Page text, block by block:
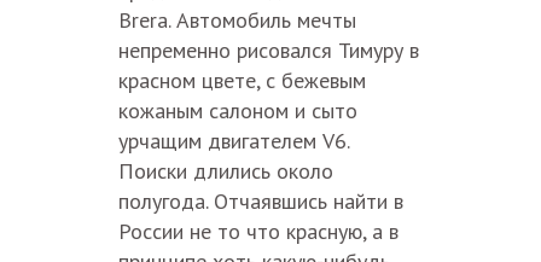
Brera. Автомобиль мечты
непременно рисовался Тимуру в
красном цвете, с бежевым
кожаным салоном и сыто
урчащим двигателем V6.
Поиски длились около
полугода. Отчаявшись найти в
России не то что красную, а в